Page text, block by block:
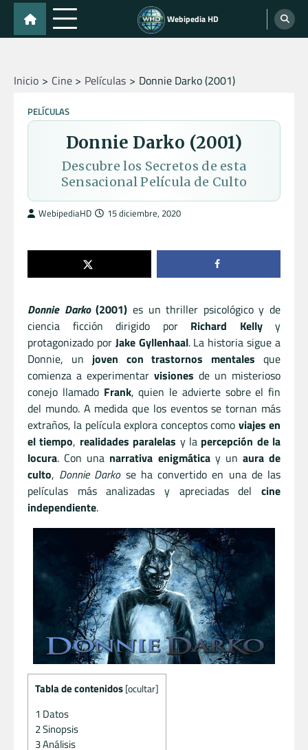
Skip
content
Webipedia HD
Inicio Cine Películas Donnie Darko (2001)
PELÍCULAS
Donnie Darko (2001)
Descubre los Secretos de esta
Sensacional Película de Culto
WebipediaHD 15 diciembre, 2020
Donnie Darko(2001) es un thriller psicológico y de
ciencia ficción dirigido por Richard Kellyy
protagonizado por Jake Gyllenhaal. La historia sigue a
Donnie, un joven con trastornos mentales que
comienza a experimentar visiones de un misterioso
conejo llamado Frank, quien le advierte sobre el fin
del mundo. A medida que los eventos se tornan más
extraños, la película explora conceptos como viajes en
el tiempo, realidades paralelas y la percepción de la
locura. Con una narrativa enigmáticay un aura de
culto, Donnie Darkose ha convertido en una de las
películas más analizadas y apreciadas del cine
independiente.
Tabla de contenidos [ocultar]
1 Datos
2Sinopsis
3Análisis